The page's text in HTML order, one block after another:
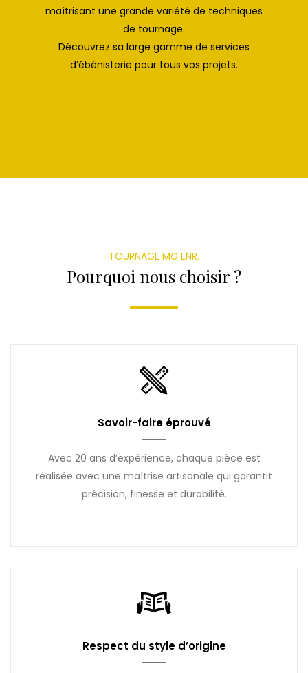
maîtrisant une grande variété de techniques
de tournage.
Découvrez sa large gamme de services
d’ébénisterie pour tous vos projets.
TOURNAGE MG ENR.
Pourquoi nous choisir ?
Savoir-faire éprouvé
Avec 20 ans d’expérience, chaque pièce est
réalisée avec une maîtrise artisanale qui garantit
précision, finesse et durabilité.
Respect du style d’origine